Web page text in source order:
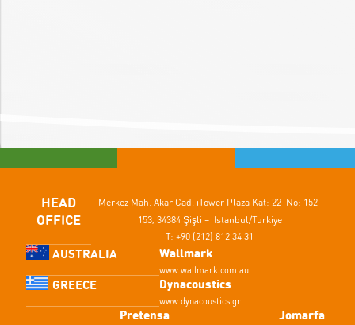
HEAD
OFFICE
Merkez Mah. Akar Cad. iTower Plaza Kat: 22 No: 152-
153, 34384 Şişli – Istanbul/Turkiye
T: +90 (212) 812 34 31
AUSTRALIA Wallmark
www.wallmark.com.au
GREECE Dynacoustics
www.dynacoustics.gr
Pretensa Jomarfa